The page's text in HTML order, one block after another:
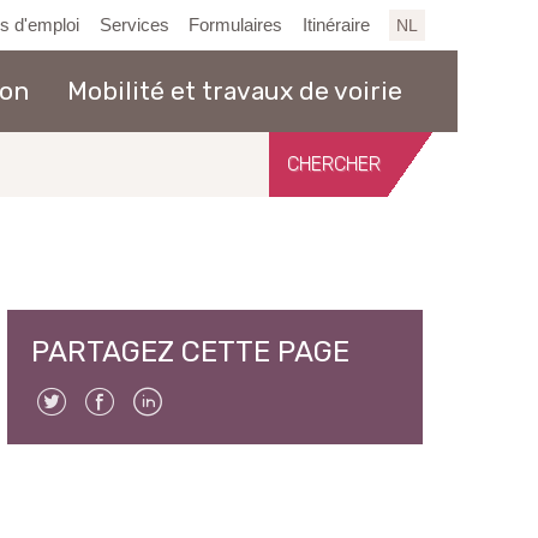
d'emploi Services Formulaires Itinéraire NL
Mobilité et travaux de voirie
PARTAGEZ CETTE PAGE
Twitter Facebook